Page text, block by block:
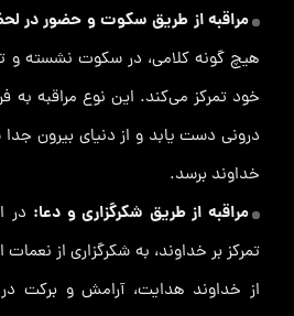
مراقبه از طریق سکوت و حضور در
هیچ گونه کلامی، در سکوت نشسته و
خود تمرکز می‌کند. این نوع مراقبه
درونی دست یابد و از دنیای بیرون جدا
خداوند برسد.
مراقبه از طریق شکرگزاری و دعا: در
تمرکز بر خداوند، به شکرگزاری از
از خداوند هدایت، آرامش و برکت